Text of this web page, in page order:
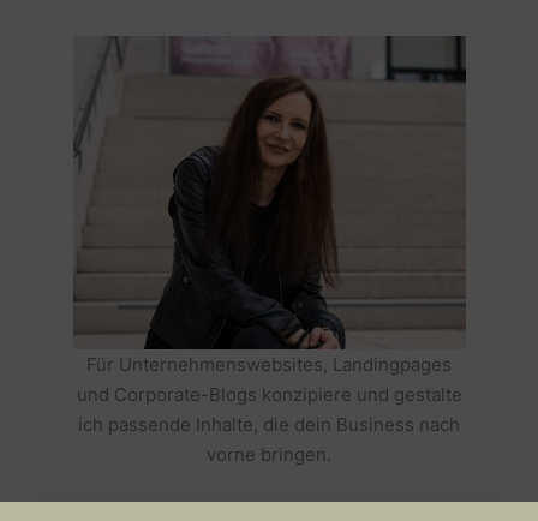
Für Unternehmenswebsites, Landingpages
und Corporate-Blogs konzipiere und gestalte
ich passende Inhalte, die dein Business nach
vorne bringen.